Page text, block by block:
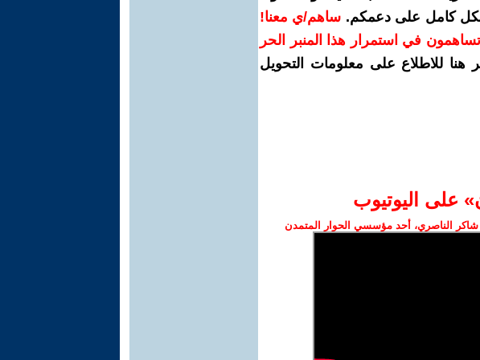
بشكل كامل على دعمكم. ساهم/ي معنا!
تساهمون في استمرار هذا المنبر الحر
هنا للاطلاع على معلومات التحويل
على اليوتيوب
الناصري، أحد مؤسسي الحوار المتمدن